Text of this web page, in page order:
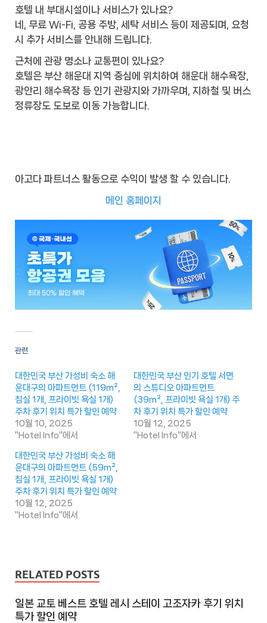
호텔 내 부대시설이나 서비스가 있나요?
네, 무료 Wi-Fi, 공용 주방, 세탁 서비스 등이 제공되며, 요청
시 추가 서비스를 안내해 드립니다.
근처에 관광 명소나 교통편이 있나요?
호텔은 부산 해운대 지역 중심에 위치하여 해운대 해수욕장,
광안리 해수욕장 등 인기 관광지와 가까우며, 지하철 및 버스
정류장도 도보로 이동 가능합니다.
아고다 파트너스 활동으로 수익이 발생 할 수 있습니다.
메인 홈페이지
관련
대한민국 부산 가성비 숙소 해
운대구의 아파트먼트 (119m²,
침실 1개, 프라이빗 욕실 1개)
주차 후기 위치 특가 할인 예약
10월 10, 2025
"Hotel Info"에서
대한민국 부산 인기 호텔 서면
의 스튜디오 아파트먼트
(39m², 프라이빗 욕실 1개) 주
차 후기 위치 특가 할인 예약
10월 12, 2025
"Hotel Info"에서
대한민국 부산 가성비 숙소 해
운대구의 아파트먼트 (59m²,
침실 1개, 프라이빗 욕실 1개)
주차 후기 위치 특가 할인 예약
10월 12, 2025
"Hotel Info"에서
RELATED POSTS
일본 교토 베스트 호텔 레시 스테이 고조자카 후기 위치
특가 할인 예약